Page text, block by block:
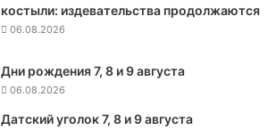
костыли: издевательства продолжаются
06.08.2026
Дни рождения 7, 8 и 9 августа
06.08.2026
Датский уголок 7, 8 и 9 августа